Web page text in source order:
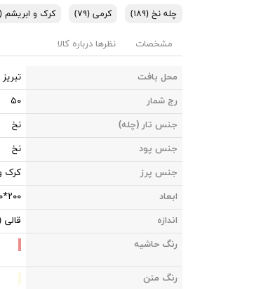
چله نخ(۱۸۹) کرمی(۷۹) کرک و ابریشم
مشخصات نظرها درباره کالا
محل بافت
تبریز
رج شمار
۵۰
جنس تار (چله)
نخ
جنس پود
نخ
جنس پرز
کرک
ابعاد
۲۰۰*۳۰۰ سانتی متر
اندازه
قالی (۶
رنگ حاشیه
رنگ متن